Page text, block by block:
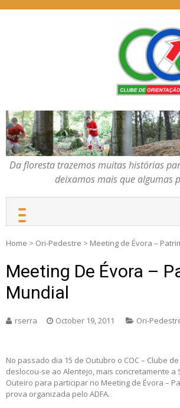
Da floresta trazemos muitas histórias
deixamos mais que algumas
Home > Ori-Pedestre > Meeting de Évora –
Meeting De Évora –
Mundial
rserra October 19, 2011 Ori-
No passado dia 15 de Outubro o COC – Clube
deslocou-se ao Alentejo, mais concretamente a
Outeiro para participar no Meeting de Évora –
prova organizada pelo ADFA.